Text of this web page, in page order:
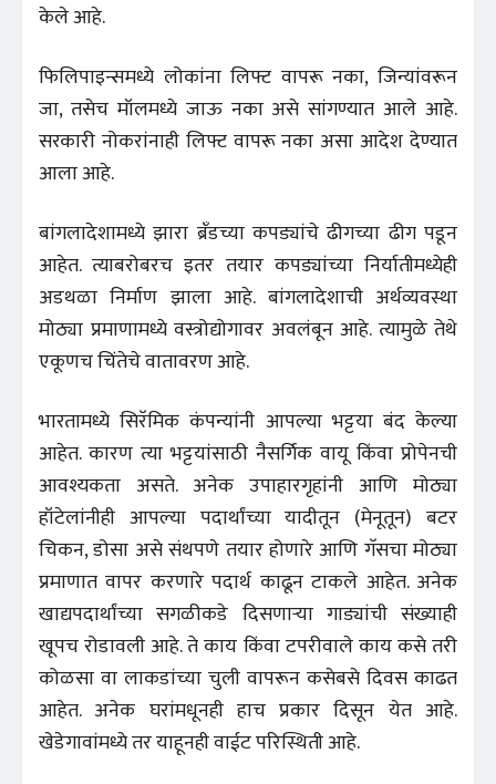
केले आहे.
फिलिपाइन्समध्ये लोकांना लिफ्ट वापरू नका, जिन्यांवरून
जा, तसेच मॉलमध्ये जाऊ नका असे सांगण्यात आले आहे.
सरकारी नोकरांनाही लिफ्ट वापरू नका असा आदेश देण्यात
आला आहे.
बांगलादेशामध्ये झारा ब्रँडच्या कपड्यांचे ढीगच्या ढीग पडून
आहेत. त्याबरोबरच इतर तयार कपड्यांच्या निर्यातीमध्येही
अडथळा निर्माण झाला आहे. बांगलादेशाची अर्थव्यवस्था
मोठ्या प्रमाणामध्ये वस्त्रोद्योगावर अवलंबून आहे. त्यामुळे तेथे
एकूणच चिंतेचे वातावरण आहे.
भारतामध्ये सिरॅमिक कंपन्यांनी आपल्या भट्टया बंद केल्या
आहेत. कारण त्या भट्टयांसाठी नैसर्गिक वायू किंवा प्रोपेनची
आवश्यकता असते. अनेक उपाहारगृहांनी आणि मोठ्या
हॉटेलांनीही आपल्या पदार्थांच्या यादीतून (मेनूतून) बटर
चिकन, डोसा असे संथपणे तयार होणारे आणि गॅसचा मोठ्या
प्रमाणात वापर करणारे पदार्थ काढून टाकले आहेत. अनेक
खाद्यपदार्थांच्या सगळीकडे दिसणाऱ्या गाड्यांची संख्याही
खूपच रोडावली आहे. ते काय किंवा टपरीवाले काय कसे तरी
कोळसा वा लाकडांच्या चुली वापरून कसेबसे दिवस काढत
आहेत. अनेक घरांमधूनही हाच प्रकार दिसून येत आहे.
खेडेगावांमध्ये तर याहूनही वाईट परिस्थिती आहे.